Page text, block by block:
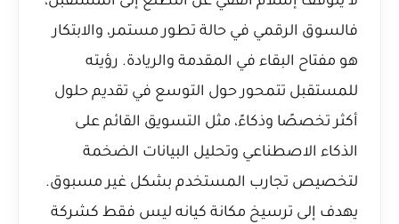
فالسوق الرقمي في حالة تطور مستمر، والابتكار
هو مفتاح البقاء في المقدمة والريادة. رؤيته
للمستقبل تتمحور حول التوسع في تقديم حلول
أكثر تخصصًا وذكاءً، مثل التسويق القائم على
الذكاء الاصطناعي وتحليل البيانات الضخمة
لتخصيص تجارب المستخدم بشكل غير مسبوق.
يهدف إلى ترسيخ مكانة كيانه ليس فقط كشركة